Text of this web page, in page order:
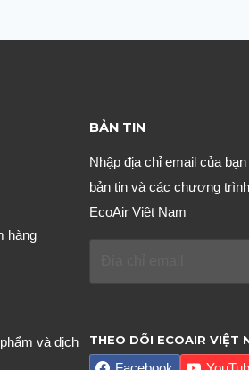
MUỖI
hàng
và dịch
BẢN TIN
Nhập địa chỉ email của
bản tin và các chương
EcoAir Việt Nam
THEO DÕI ECOAIR VIỆT